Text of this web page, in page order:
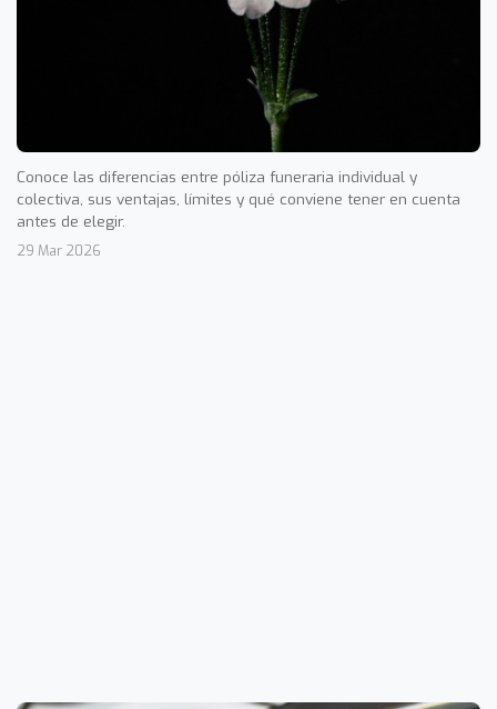
Conoce las diferencias entre póliza funeraria individual y
colectiva, sus ventajas, límites y qué conviene tener en cuenta
antes de elegir.
29 Mar 2026